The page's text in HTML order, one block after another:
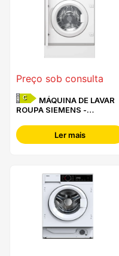
Preço sob consulta
C
ROUPA SIEMENS -
Ler mais